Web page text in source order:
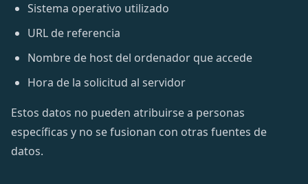
Sistema operativo utilizado
URL de referencia
Nombre de host del ordenador que accede
Hora de la solicitud al servidor
Estos datos no pueden atribuirse a personas
específicas y no se fusionan con otras fuentes de
datos.